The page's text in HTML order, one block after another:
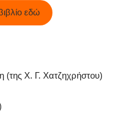
εδώ
(της Χ. Γ. Χατζηχρήστου)